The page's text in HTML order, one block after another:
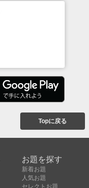
Topに戻る
お題を探す
新着お題
人気お題
セレクトお題